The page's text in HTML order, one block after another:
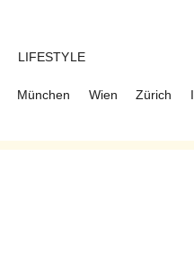
München Wien Zürich
LIFESTYLE